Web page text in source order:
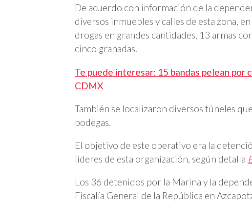
De acuerdo con información de la
diversos inmuebles y calles de esta zona,
drogas en grandes cantidades, 13 armas
cinco granadas.
Te puede interesar: 15 bandas pelean por
CDMX
También se localizaron diversos túneles
bodegas.
El objetivo de este operativo era la
líderes de esta organización, según detalla
Los 36 detenidos por la Marina y la
Fiscalía General de la República en